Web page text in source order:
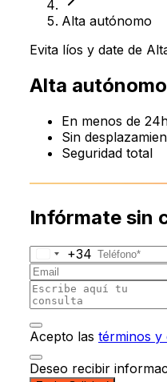
Alta autónomo
Evita líos y date de
Alta
En menos de
Sin
Seguridad total
Infórmate sin
+34
Acepto las términos y
Deseo recibir